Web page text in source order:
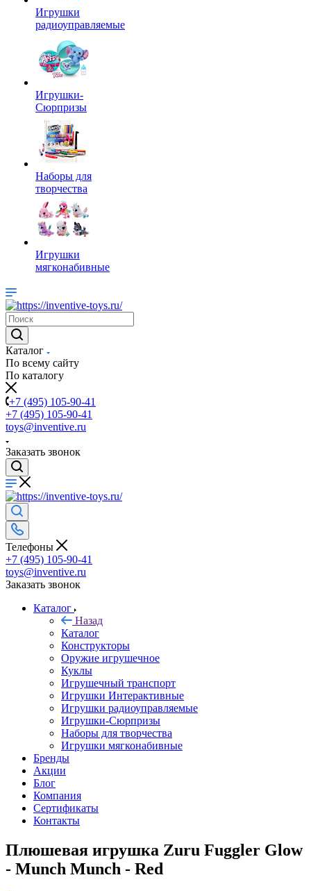
Игрушки
радиоуправляемые
Игрушки-
Сюрпризы
Наборы для
творчества
Игрушки
мягконабивные
Каталог
По всему сайту
По каталогу
+7 (495) 105-90-41
+7 (495) 105-90-41
toys@inventive.ru
Заказать звонок
Телефоны
+7 (495) 105-90-41
toys@inventive.ru
Заказать звонок
Каталог
Назад
Каталог
Конструкторы
Оружие игрушечное
Куклы
Игрушечный транспорт
Игрушки Интерактивные
Игрушки радиоуправляемые
Игрушки-Сюрпризы
Наборы для творчества
Игрушки мягконабивные
Бренды
Акции
Блог
Компания
Сертификаты
Контакты
Плюшевая игрушка Zuru Fuggler Glow
- Munch Munch - Red